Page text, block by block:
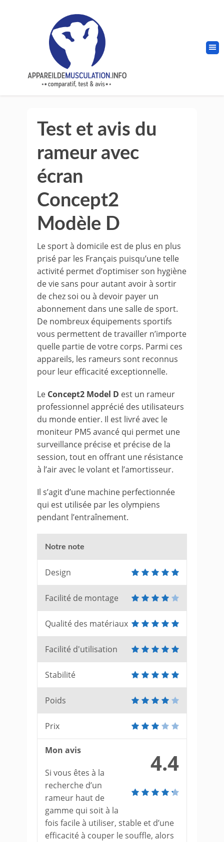
Test et avis du
rameur avec
écran
Concept2
Modèle D
Le sport à domicile est de plus en plus
prisé par les Français puisqu’une telle
activité permet d’optimiser son hygiène
de vie sans pour autant avoir à sortir
de chez soi ou à devoir payer un
abonnement dans une salle de sport.
De nombreux équipements sportifs
vous permettent de travailler n’importe
quelle partie de votre corps. Parmi ces
appareils, les rameurs sont reconnus
pour leur efficacité exceptionnelle.
Le Concept2 Model D est un rameur
professionnel apprécié des utilisateurs
du monde entier. Il est livré avec le
moniteur PM5 avancé qui permet une
surveillance précise et précise de la
session, tout en offrant une résistance
à l’air avec le volant et l’amortisseur.
Il s’agit d’une machine perfectionnée
qui est utilisée par les olympiens
pendant l’entraînement.
Notre note
Design
Facilité de montage
Qualité des matériaux
Facilité d'utilisation
Stabilité
Poids
Prix
4.4
Mon avis
Si vous êtes à la
recherche d’un
rameur haut de
gamme qui soit à la
fois facile à utiliser, stable et d’une
efficacité à couper le souffle, alors